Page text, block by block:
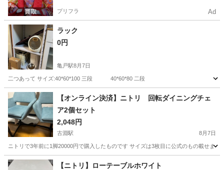
プリフラ Ad
ラック
0円
亀戸駅8月7日
二つあって サイズ:40*60*100 三段 40*60*80 二段
東京 江東区 亀戸駅 家具 ラック
【オンライン決済】ニトリ 回転ダイニングチェ
ア2個セット
2,048円
古淵駅 8月7日
ニトリで3年前に1脚20000円で購入したものです サイズは3枚目に公式のもの載せま
東京 町田市 古淵駅
【ニトリ】ローテーブルホワイト